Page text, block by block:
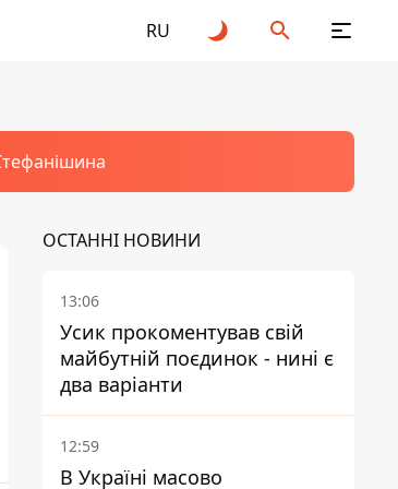
RU
ОСТАННІ НОВИНИ
13:06
Усик прокоментував свій
майбутній поєдинок - нині є
два варіанти
12:59
В Україні масово